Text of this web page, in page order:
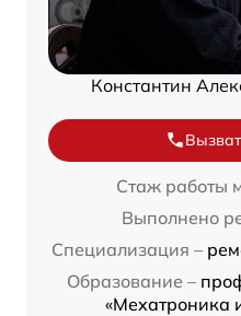
Константин
Стаж работы
Выполнено
Специализация –
Образование –
«Мехатроника